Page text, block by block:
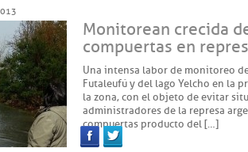
Monitorean crecida
compuertas en
Una intensa labor de monitoreo
Futaleufú y del lago Yelcho en la
la zona, con el objeto de evitar
administradores de la represa
compuertas producto del […]